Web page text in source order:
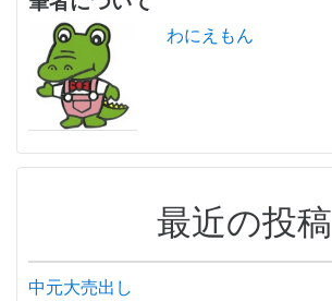
わにえもん
最近の投稿
中元大売出し